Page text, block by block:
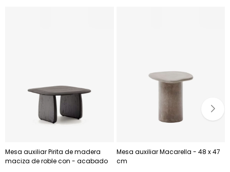
Mesa auxiliar Pirita de madera
maciza de roble con - acabado
Mesa auxiliar Macarella - 48 x 47
cm